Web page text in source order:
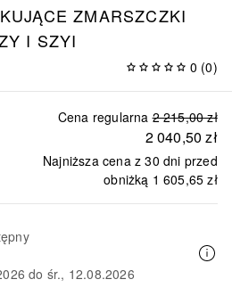
ZMARSZCZKI
I SZYI
0 (0)
Cena regularna 2 215,00 zł
2 040,50 zł
Najniższa cena z 30 dni przed
obniżką 1 605,65 zł
do śr., 12.08.2026